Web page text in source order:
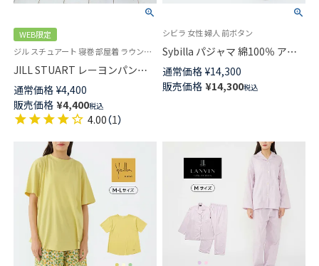
WEB限定
ジル スチュアート 寝巻 部屋着 ラウンジウェア
JILL STUART レーヨンパンツ
ロングワイドパンツ ルームウェ
ア レディース 93140002
通常価格 ¥4,400
販売価格 ¥4,400税込
4.00（1）
シビラ 女性 婦人 前ボタン
Sybilla パジャマ 綿100％ アム
ンゼンプリント Nadar ナダール
8分袖 8分丈パンツ【Mサイズ】レ
ディース 73925072
通常価格 ¥14,300
販売価格 ¥14,300税込